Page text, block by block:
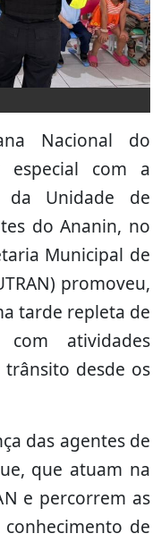
Nacional do
especial com a
da Unidade de
do Ananin, no
Municipal de
promoveu,
tarde repleta de
atividades
desde os
das agentes de
que atuam na
e percorrem as
de